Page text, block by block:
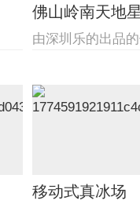
佛山岭南天地
由深圳乐的出品
移动式真冰场